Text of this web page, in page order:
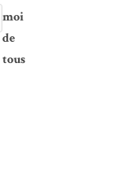
moi
de
tous